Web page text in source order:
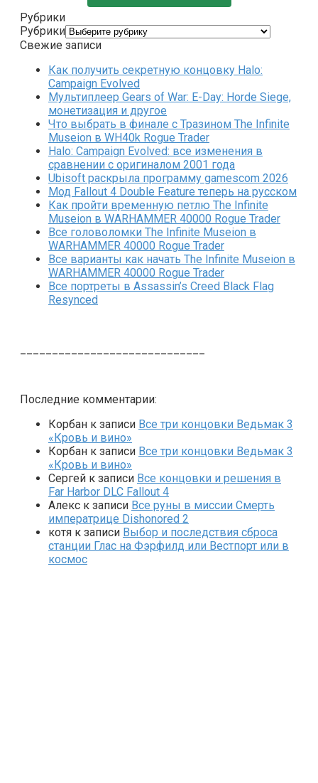
Рубрики
Рубрики
Свежие записи
Как получить секретную концовку Halo:
Campaign Evolved
Мультиплеер Gears of War: E-Day: Horde Siege,
монетизация и другое
Что выбрать в финале с Тразином The Infinite
Museion в WH40k Rogue Trader
Halo: Campaign Evolved: все изменения в
сравнении с оригиналом 2001 года
Ubisoft раскрыла программу gamescom 2026
Мод Fallout 4 Double Feature теперь на русском
Как пройти временную петлю The Infinite
Museion в WARHAMMER 40000 Rogue Trader
Все головоломки The Infinite Museion в
WARHAMMER 40000 Rogue Trader
Все варианты как начать The Infinite Museion в
WARHAMMER 40000 Rogue Trader
Все портреты в Assassin’s Creed Black Flag
Resynced
Последние комментарии:
Корбан к записи Все три концовки Ведьмак 3
«Кровь и вино»
Корбан к записи Все три концовки Ведьмак 3
«Кровь и вино»
Сергей к записи Все концовки и решения в
Far Harbor DLC Fallout 4
Алекс к записи Все руны в миссии Смерть
императрице Dishonored 2
котя к записи Выбор и последствия сброса
станции Глас на Фэрфилд или Вестпорт или в
космос